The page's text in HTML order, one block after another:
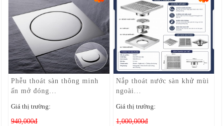
Phễu thoát sàn thông minh
ấn mở đóng...
Giá thị trường:
940,000đ
Nắp thoát nước sàn khử mùi
ngoài...
Giá thị trường:
1,000,000đ